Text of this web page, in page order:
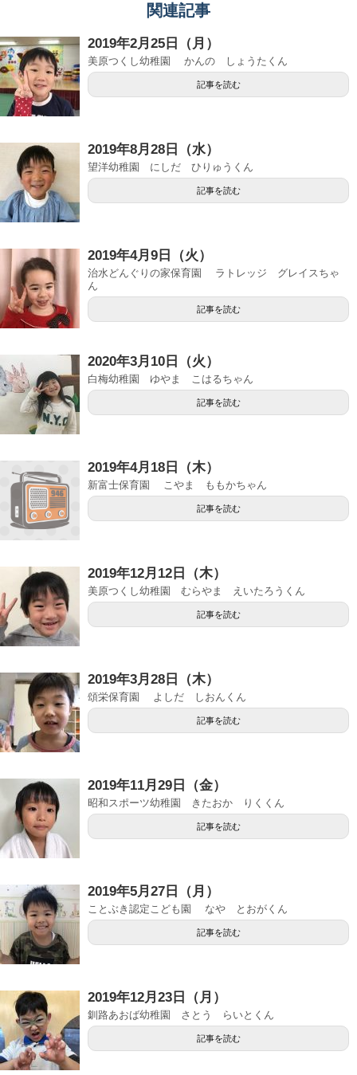
関連記事
2019年2月25日（月）
美原つくし幼稚園 かんの しょうたくん
記事を読む
2019年8月28日（水）
望洋幼稚園 にしだ ひりゅうくん
記事を読む
2019年4月9日（火）
治水どんぐりの家保育園 ラトレッジ グレイスちゃ
ん
記事を読む
2020年3月10日（火）
白梅幼稚園 ゆやま こはるちゃん
記事を読む
2019年4月18日（木）
新富士保育園 こやま ももかちゃん
記事を読む
2019年12月12日（木）
美原つくし幼稚園 むらやま えいたろうくん
記事を読む
2019年3月28日（木）
頌栄保育園 よしだ しおんくん
記事を読む
2019年11月29日（金）
昭和スポーツ幼稚園 きたおか りくくん
記事を読む
2019年5月27日（月）
ことぶき認定こども園 なや とおがくん
記事を読む
2019年12月23日（月）
釧路あおば幼稚園 さとう らいとくん
記事を読む